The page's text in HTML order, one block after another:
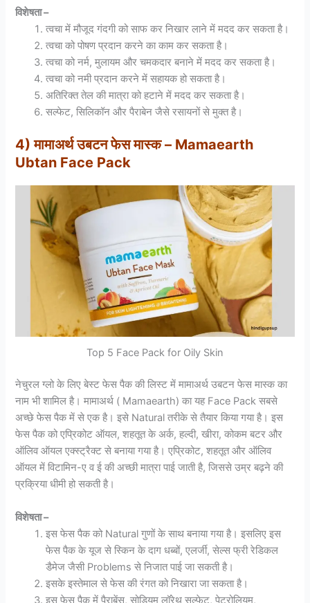
विशेषता –
त्वचा में मौजूद गंदगी को साफ कर निखार लाने में मदद कर सकता है।
त्वचा को पोषण प्रदान करने का काम कर सकता है।
त्वचा को नर्म, मुलायम और चमकदार बनाने में मदद कर सकता है।
त्वचा को नमी प्रदान करने में सहायक हो सकता है।
अतिरिक्त तेल की मात्रा को हटाने में मदद कर सकता है।
सल्फेट, सिलिकॉन और पैराबेन जैसे रसायनों से मुक्त है।
4) मामाअर्थ उबटन फेस मास्क – Mamaearth
Ubtan Face Pack
Top 5 Face Pack for Oily Skin
नेचुरल ग्लो के लिए बेस्ट फेस पैक की लिस्ट में मामाअर्थ उबटन फेस मास्क का
नाम भी शामिल है। मामाअर्थ ( Mamaearth) का यह Face Pack सबसे
अच्छे फेस पैक में से एक है। इसे Natural तरीके से तैयार किया गया है। इस
फेस पैक को एप्रिकोट ऑयल, शहतूत के अर्क, हल्दी, खीरा, कोकम बटर और
ऑलिव ऑयल एक्स्ट्रैक्ट से बनाया गया है। एप्रिकोट, शहतूत और ऑलिव
ऑयल में विटामिन-ए व ई की अच्छी मात्रा पाई जाती है, जिससे उम्र बढ़ने की
प्रक्रिया धीमी हो सकती है।
विशेषता –
इस फेस पैक को Natural गुणों के साथ बनाया गया है। इसलिए इस
फेस पैक के यूज से स्किन के दाग धब्बों, एलर्जी, सेल्स फ्री रेडिकल
डैमेज जैसी Problems से निजात पाई जा सकती है।
इसके इस्तेमाल से फेस की रंगत को निखारा जा सकता है।
इस फेस पैक में पैराबेंस, सोडियम लॉरेथ सल्फेट, पेट्रोलियम,